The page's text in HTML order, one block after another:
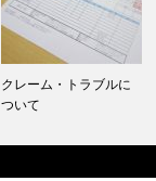
クレーム・トラブルに
ついて